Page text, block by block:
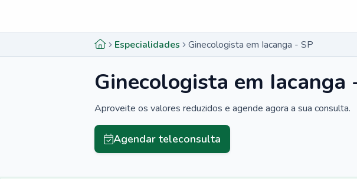
Especialidades Ginecologista em Iacanga - SP
Ginecologista em Iacanga
Aproveite os valores reduzidos e agende agora a sua consulta.
Agendar teleconsulta